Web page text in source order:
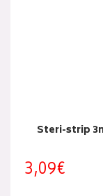
Steri-strip
3,09€